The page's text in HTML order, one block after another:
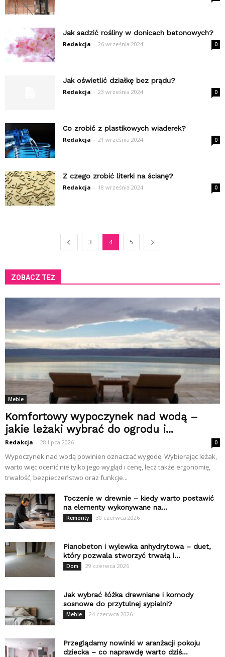
Jak sadzić rośliny w donicach betonowych?
Redakcja - 26 września 2024 0
Jak oświetlić działkę bez prądu?
Redakcja - 23 września 2024 0
Co zrobić z plastikowych wiaderek?
Redakcja - 21 września 2024 0
Z czego zrobić literki na ścianę?
Redakcja - 18 września 2024 0
3 4 5
ZOBACZ TEŻ
Meble
Komfortowy wypoczynek nad wodą –
jakie leżaki wybrać do ogrodu i...
Redakcja - 28 lipca 2026 0
Wypoczynek nad wodą powinien oznaczać wygodę. Wybierając leżak,
warto więc ocenić nie tylko jego wygląd i cenę, lecz także ergonomię,
trwałość, bezpieczeństwo oraz funkcje...
Toczenie w drewnie – kiedy warto postawić
na elementy wykonywane na...
Remonty 30 czerwca 2026
Pianobeton i wylewka anhydrytowa – duet,
który pozwala stworzyć trwałą i...
Dom 29 czerwca 2026
Jak wybrać łóżka drewniane i komody
sosnowe do przytulnej sypialni?
Meble 24 czerwca 2026
Przeglądamy nowinki w aranżacji pokoju
dziecka – co naprawdę warto dziś...